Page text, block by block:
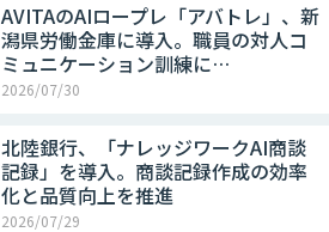
AVITAのAIロープレ「アバトレ」、新
潟県労働金庫に導入。職員の対人コ
ミュニケーション訓練に…
2026/07/30
北陸銀行、「ナレッジワークAI商談
記録」を導入。商談記録作成の効率
化と品質向上を推進
2026/07/29